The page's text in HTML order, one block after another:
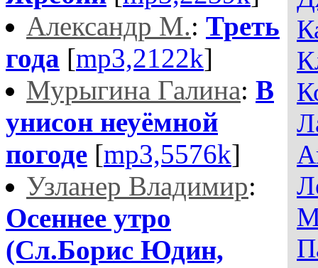
Александр М.: Треть
года [mp3,2122k]
Мурыгина Галина: В
унисон неуёмной
погоде [mp3,5576k]
Узланер Владимир:
Осеннее утро
(Сл.Борис Юдин,